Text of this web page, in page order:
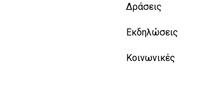
Δράσεις
Εκδηλώσεις
Κοινωνικές